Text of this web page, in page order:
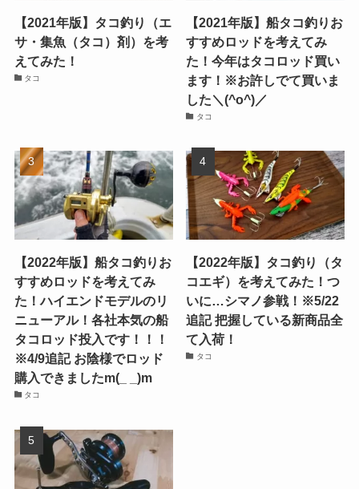
【2021年版】タコ釣り（エ
サ・集魚（タコ）剤）を考
えてみた！
タコ
【2021年版】船タコ釣りお
すすめロッドを考えてみ
た！今年はタコロッド買い
ます！※お許しでて買いま
した＼(^o^)／
タコ
【2022年版】船タコ釣りお
すすめロッドを考えてみ
た！ハイエンドモデルのリ
ニューアル！各社本気の船
タコロッド投入です！！！
※4/9追記 お陰様でロッド
購入できましたm(_ _)m
タコ
【2022年版】タコ釣り（タ
コエギ）を考えてみた！つ
いに…シマノ参戦！※5/22
追記 把握している新商品全
て入荷！
タコ